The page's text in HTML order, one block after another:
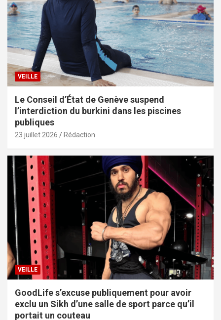
VEILLE
Le Conseil d’État de Genève suspend
l’interdiction du burkini dans les piscines
publiques
23 juillet 2026 Rédaction
VEILLE
GoodLife s’excuse publiquement pour avoir
exclu un Sikh d’une salle de sport parce qu’il
portait un couteau